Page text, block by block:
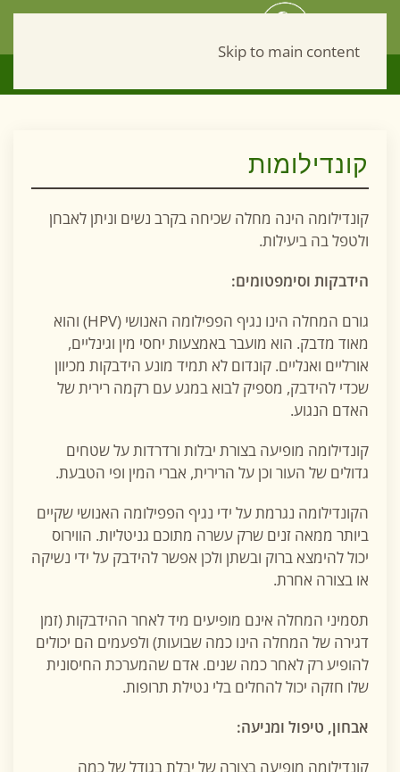
Skip to main content
קונדילומות
קונדילומה הינה מחלה שכיחה בקרב נשים וניתן לאבחן
ולטפל בה ביעילות.
הידבקות וסימפטומים:
גורם המחלה הינו נגיף הפפילומה האנושי (HPV) והוא
מאוד מדבק. הוא מועבר באמצעות יחסי מין וגינליים,
אורליים ואנליים. קונדום לא תמיד מונע הידבקות מכיוון
שכדי להידבק, מספיק לבוא במגע עם רקמה רירית של
האדם הנגוע.
קונדילומה מופיעה בצורת יבלות ורדרדות על שטחים
גדולים של העור וכן על הרירית, אברי המין ופי הטבעת.
הקונדילומה נגרמת על ידי נגיף הפפילומה האנושי שקיים
ביותר ממאה זנים שרק עשרה מתוכם גניטליות. הווירוס
יכול להימצא ברוק ובשתן ולכן אפשר להידבק על ידי נשיקה
או בצורה אחרת.
תסמיני המחלה אינם מופיעים מיד לאחר ההידבקות (זמן
דגירה של המחלה הינו כמה שבועות) ולפעמים הם יכולים
להופיע רק לאחר כמה שנים. אדם שהמערכת החיסונית
שלו חזקה יכול להחלים בלי נטילת תרופות.
אבחון, טיפול ומניעה:
קונדילומה מופיעה בצורה של יבלת בגודל של כמה